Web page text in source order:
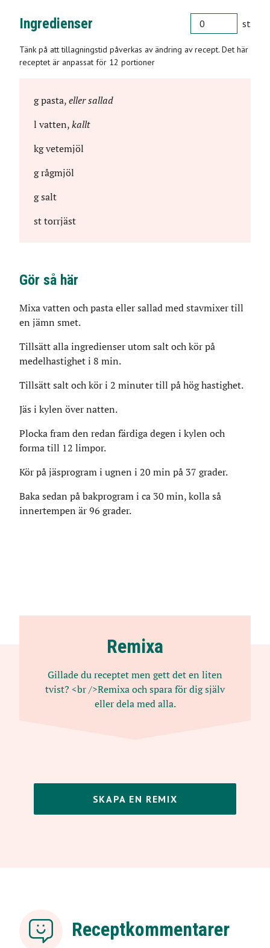
Ingredienser
PORTIONER
st
Tänk på att tillagningstid påverkas av ändring av recept. Det här
receptet är anpassat för 12 portioner
gpasta,eller sallad
l vatten,kallt
kgvetemjöl
grågmjöl
gsalt
sttorrjäst
Gör så här
Mixa vatten och pasta eller sallad med stavmixer till
en jämn smet.
Tillsätt alla ingredienser utom salt och kör på
medelhastighet i 8 min.
Tillsätt salt och kör i 2 minuter till på hög hastighet.
Jäs i kylen över natten.
Plocka fram den redan färdiga degen i kylen och
forma till 12 limpor.
Kör på jäsprogram i ugnen i 20 min på 37 grader.
Baka sedan på bakprogram i ca 30 min, kolla så
innertempen är 96 grader.
Remixa
Gillade du receptet men gett det en liten
tvist? <br />Remixa och spara för dig själv
eller dela med alla.
SKAPA EN REMIX
Receptkommentarer